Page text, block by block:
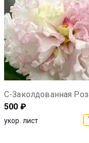
500 ₽
укор. лист